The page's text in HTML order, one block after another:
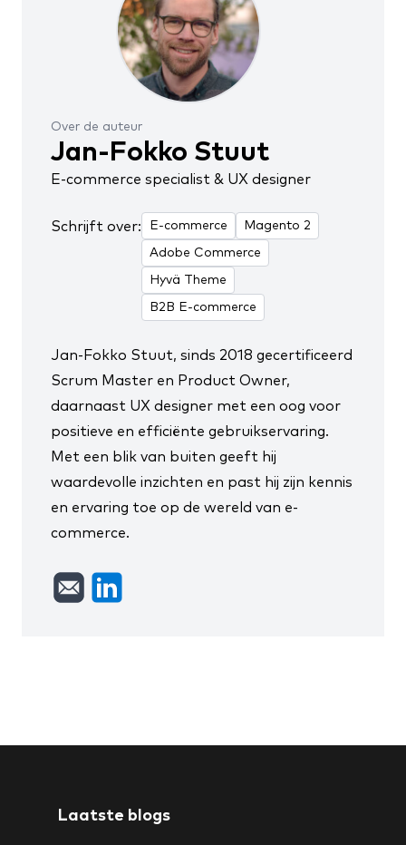
Over de auteur
Jan-Fokko Stuut
E-commerce specialist & UX designer
Schrijft over: E-commerce Magento 2
Adobe Commerce
Hyvä Theme
B2B E-commerce
Jan-Fokko Stuut, sinds 2018 gecertificeerd
Scrum Master en Product Owner,
daarnaast UX designer met een oog voor
positieve en efficiënte gebruikservaring.
Met een blik van buiten geeft hij
waardevolle inzichten en past hij zijn kennis
en ervaring toe op de wereld van e-
commerce.
Laatste blogs